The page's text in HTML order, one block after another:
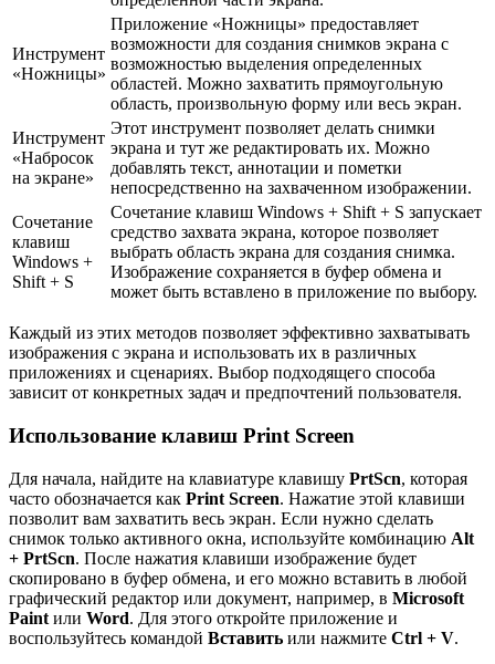
Инструмент
«Ножницы»
Приложение «Ножницы» предоставляет
возможности для создания снимков экрана с
возможностью выделения определенных
областей. Можно захватить прямоугольную
область, произвольную форму или весь экран.
Инструмент
«Набросок
на экране»
Этот инструмент позволяет делать снимки
экрана и тут же редактировать их. Можно
добавлять текст, аннотации и пометки
непосредственно на захваченном изображении.
Сочетание
клавиш
Windows +
Shift + S
Сочетание клавиш Windows + Shift + S запускает
средство захвата экрана, которое позволяет
выбрать область экрана для создания снимка.
Изображение сохраняется в буфер обмена и
может быть вставлено в приложение по выбору.
Каждый из этих методов позволяет эффективно захватывать
изображения с экрана и использовать их в различных
приложениях и сценариях. Выбор подходящего способа
зависит от конкретных задач и предпочтений пользователя.
Использование клавиш Print Screen
Для начала, найдите на клавиатуре клавишу PrtScn, которая
часто обозначается как Print Screen. Нажатие этой клавиши
позволит вам захватить весь экран. Если нужно сделать
снимок только активного окна, используйте комбинацию Alt
+ PrtScn. После нажатия клавиши изображение будет
скопировано в буфер обмена, и его можно вставить в любой
графический редактор или документ, например, в Microsoft
Paint или Word. Для этого откройте приложение и
воспользуйтесь командой Вставить или нажмите Ctrl + V.